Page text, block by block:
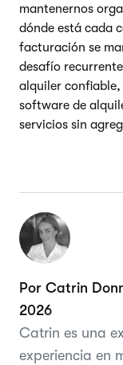
mantenernos
dónde está cada
facturación se
desafío
alquiler confiable,
software de
servicios sin
Por Catrin
2026
Catrin es una
experiencia en